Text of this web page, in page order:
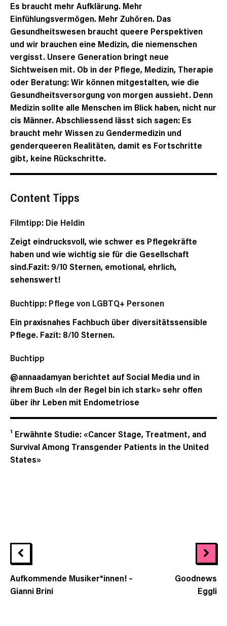
Es braucht mehr Aufklärung. Mehr
Einfühlungsvermögen. Mehr Zuhören. Das
Gesundheitswesen braucht queere Perspektiven
und wir brauchen eine Medizin, die niemenschen
vergisst. Unsere Generation bringt neue
Sichtweisen mit. Ob in der Pflege, Medizin, Therapie
oder Beratung: Wir können mitgestalten, wie die
Gesundheitsversorgung von morgen aussieht. Denn
Medizin sollte alle Menschen im Blick haben, nicht nur
cis Männer. Abschliessend lässt sich sagen: Es
braucht mehr Wissen zu Gendermedizin und
genderqueeren Realitäten, damit es Fortschritte
gibt, keine Rückschritte.
Content Tipps
Filmtipp: Die Heldin
Zeigt eindrucksvoll, wie schwer es Pflegekräfte
haben und wie wichtig sie für die Gesellschaft
sind.Fazit: 9/10 Sternen, emotional, ehrlich,
sehenswert!
Buchtipp: Pflege von LGBTQ+ Personen
Ein praxisnahes Fachbuch über diversitätssensible
Pflege. Fazit: 8/10 Sternen.
Buchtipp
@annaadamyan berichtet auf Social Media und in
ihrem Buch «In der Regel bin ich stark» sehr offen
über ihr Leben mit Endometriose
¹ Erwähnte Studie: «Cancer Stage, Treatment, and
Survival Among Transgender Patients in the United
States»
Aufkommende Musiker*innen! –
Gianni Brini
Goodnews
Eggli